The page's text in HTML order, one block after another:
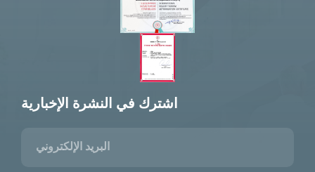
اشترك في النشرة الإخبارية